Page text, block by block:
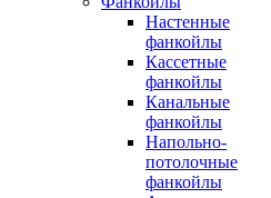
Настенные
фанкойлы
Кассетные
фанкойлы
Канальные
фанкойлы
Напольно-
потолочные
фанкойлы